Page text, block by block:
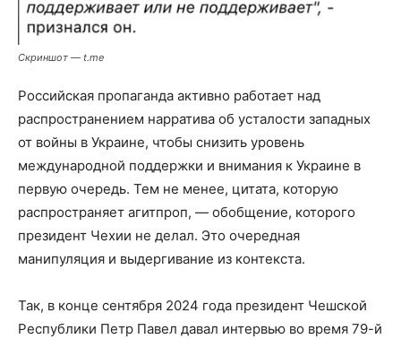
Скриншот — t.me
Российская пропаганда активно работает над
распространением нарратива об усталости западных
от войны в Украине, чтобы снизить уровень
международной поддержки и внимания к Украине в
первую очередь. Тем не менее, цитата, которую
распространяет агитпроп, — обобщение, которого
президент Чехии не делал. Это очередная
манипуляция и выдергивание из контекста.
Так, в конце сентября 2024 года президент Чешской
Республики Петр Павел давал интервью во время 79-й